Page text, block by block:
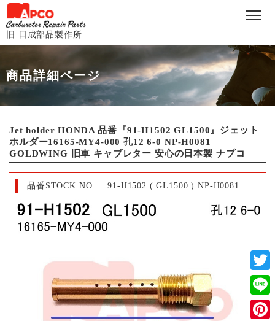
旧 日成部品製作所
商品詳細ページ
Jet holder HONDA 品番『91-H1502 GL1500』ジェット
ホルダー16165-MY4-000 孔12 6-0 NP-H0081
GOLDWING 旧車 キャブレター 安心の日本製 ナプコ
品番STOCK NO. 91-H1502 ( GL1500 ) NP-H0081
Line